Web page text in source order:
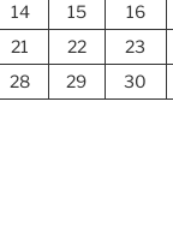
14
15 16
21
22 23
28
29 30